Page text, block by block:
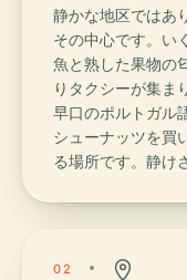
静かな地区ではあ
その中心です。い
魚と熟した果物の
りタクシーが集ま
早口のポルトガル
シューナッツを買
る場所です。静け
02